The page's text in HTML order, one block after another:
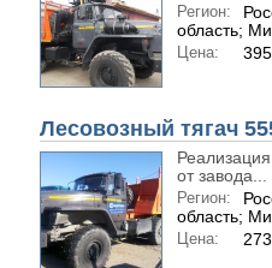
Регион:
область;
Цена:
Лесовозный тягач
от завода...
Регион:
область;
Цена: